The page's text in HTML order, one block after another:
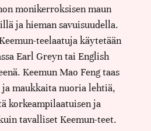
monikerroksisen maun
ja hieman savuisuudella.
teelaatuja käytetään
Earl Greyn tai English
Keemun Mao Feng taas
maukkaita nuoria lehtiä,
korkeampilaatuisen ja
tavalliset Keemun-teet.